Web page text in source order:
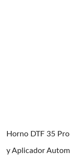
Horno DTF 35
y Aplicador